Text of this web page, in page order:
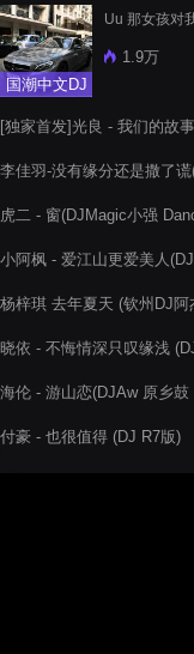
国潮中文DJ
Uu 那女孩对
1.9万
[独家首发]光良 - 我们的故
李佳羽-没有缘分还是撒了
虎二 - 窗(DJMagic小强
小阿枫 - 爱江山更爱美人
杨梓琪 去年夏天 (钦州DJ
晓依 - 不悔情深只叹缘浅
海伦 - 游山恋(DJAw 原乡鼓
付豪 - 也很值得 (DJ R7版)